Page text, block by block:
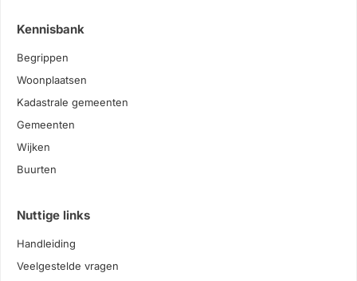
Kennisbank
Begrippen
Woonplaatsen
Kadastrale gemeenten
Gemeenten
Wijken
Buurten
Nuttige links
Handleiding
Veelgestelde vragen